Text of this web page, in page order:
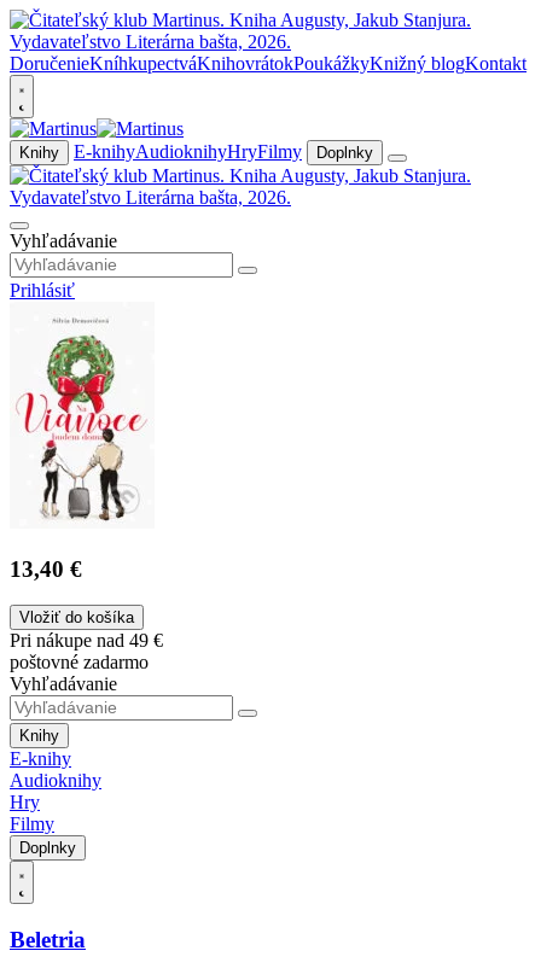
DoručenieKníhkupectváKnihovrátokPoukážkyKnižný blogKontakt
Knihy E-knihyAudioknihyHryFilmy Doplnky
Vyhľadávanie
Prihlásiť
13,40 €
Vložiť do košíka
Pri nákupe nad 49 €
poštovné zadarmo
Vyhľadávanie
Knihy
E-knihy
Audioknihy
Hry
Filmy
Doplnky
Beletria